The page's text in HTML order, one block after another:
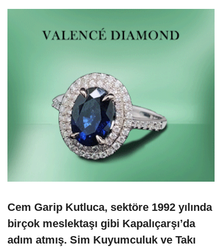
Cem Garip Kutluca, sektöre 1992 yılında
birçok meslektaşı gibi Kapalıçarşı’da
adım atmış. Sim Kuyumculuk ve Takı